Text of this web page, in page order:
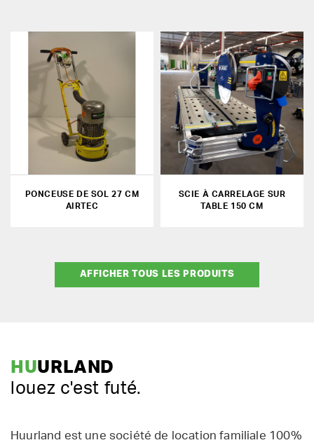
PONCEUSE DE SOL 27 CM
AIRTEC
SCIE À CARRELAGE SUR
TABLE 150 CM
AFFICHER TOUS LES PRODUITS
HUURLAND
louez c'est futé.
Huurland est une société de location familiale 100%